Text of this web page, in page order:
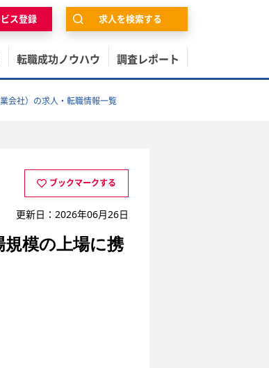
転職成功ノウハウ 調査レポート
ス登録 求人を検索する
会社）の求人・転職情報一覧
ブックマークする
更新日：2026年06月26日
規模の上場に携